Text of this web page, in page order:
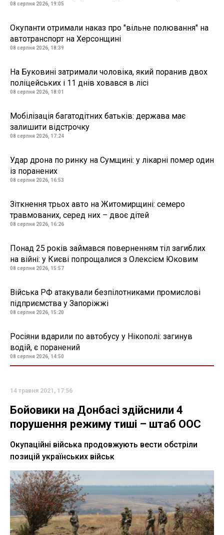
08 серпня 2026, 19:05
Окупанти отримали наказ про "вільне полювання" на
автотранспорт на Херсонщині
08 серпня 2026, 18:39
На Буковині затримали чоловіка, який поранив двох
поліцейських і 11 днів ховався в лісі
08 серпня 2026, 18:01
Мобілізація багатодітних батьків: держава має
залишити відстрочку
08 серпня 2026, 17:24
Удар дрона по ринку на Сумщині: у лікарні помер один
із поранених
08 серпня 2026, 16:53
Зіткнення трьох авто на Житомирщині: семеро
травмованих, серед них – двоє дітей
08 серпня 2026, 16:26
Понад 25 років займався поверненням тіл загиблих
на війні: у Києві попрощалися з Олексієм Юковим
08 серпня 2026, 15:57
Війська РФ атакували безпілотниками промислові
підприємства у Запоріжжі
08 серпня 2026, 15:20
Росіяни вдарили по автобусу у Нікополі: загинув
водій, є поранений
08 серпня 2026, 14:50
14 травня 2021, 17:56
Бойовики на Донбасі здійснили 4
порушення режиму тиші – штаб ООС
Окупаційні війська продовжують вести обстріли
позицій українських військ